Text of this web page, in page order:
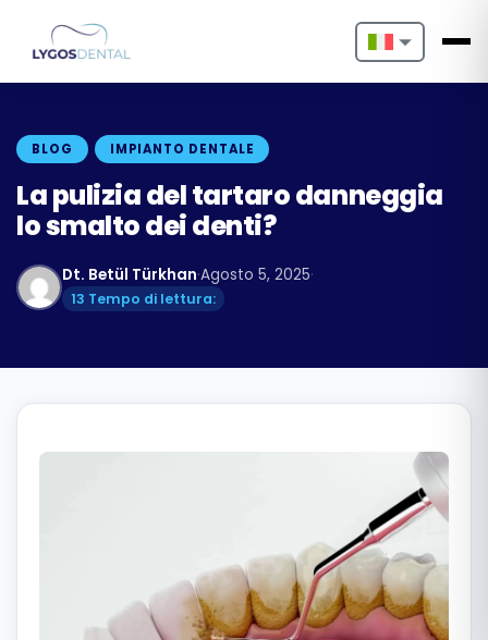
Nederlands
Français
Български
Română
Русский
BLOG IMPIANTO DENTALE
La pulizia del tartaro danneggia
lo smalto dei denti?
Dt. Betül Türkhan·Agosto 5, 2025·
13 Tempo di lettura: